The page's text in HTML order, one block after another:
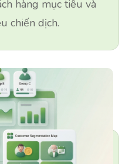
hàng mục tiêu và
chiến dịch.